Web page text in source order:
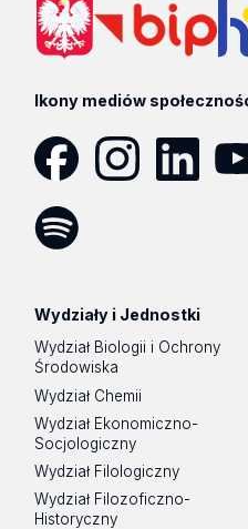
Ikony mediów
Wydziały i Jednostki
Wydział Biologii i Ochrony
Środowiska
Wydział Chemii
Wydział Ekonomiczno-
Socjologiczny
Wydział Filologiczny
Wydział Filozoficzno-
Historyczny